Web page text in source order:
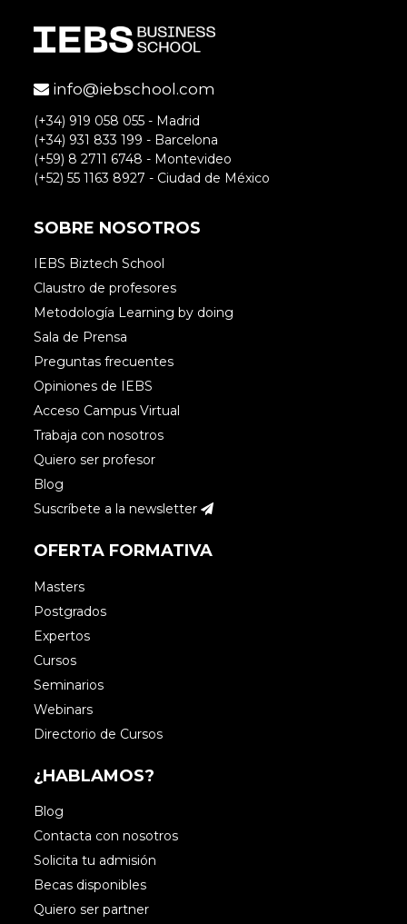
info@iebschool.com
(+34) 919 058 055 - Madrid
(+34) 931 833 199 - Barcelona
(+59) 8 2711 6748 - Montevideo
(+52) 55 1163 8927 - Ciudad de México
SOBRE NOSOTROS
IEBS Biztech School
Claustro de profesores
Metodología Learning by doing
Sala de Prensa
Preguntas frecuentes
Opiniones de IEBS
Acceso Campus Virtual
Trabaja con nosotros
Quiero ser profesor
Blog
Suscríbete a la newsletter
OFERTA FORMATIVA
Masters
Postgrados
Expertos
Cursos
Seminarios
Webinars
Directorio de Cursos
¿HABLAMOS?
Blog
Contacta con nosotros
Solicita tu admisión
Becas disponibles
Quiero ser partner